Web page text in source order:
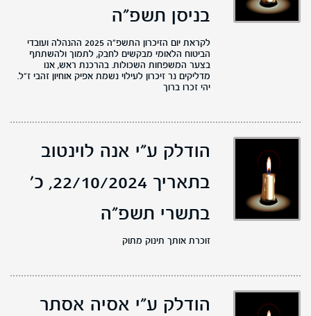
בניסן תשפ"ה
לקראת יום הזיכרון התשפ״ה 2025 ההנהלה ועובדי
הביטוח הלאומי מבקשים לחבק, לתמוך ולהשתתף
בצער המשפחות השכולות. בהרכנת ראש, אנו
מדליקים נר זיכרון לעילוי נשמת אפיק אוחיון זהבי ז״ל.
יהי זכרו ברוך
הודלק ע"י אנה לוינטוב
בתאריך 22/10/2024,
כ'
בתשרי תשפ"ה
זוכרת אותך תינוק מתוק
הודלק ע"י אסיה אסתר